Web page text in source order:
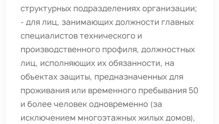
структурных подразделениях организации;
- для лиц, занимающих должности главных
специалистов технического и
производственного профиля, должностных
лиц, исполняющих их обязанности, на
объектах защиты, предназначенных для
проживания или временного пребывания 50
и более человек одновременно (за
исключением многоэтажных жилых домов),